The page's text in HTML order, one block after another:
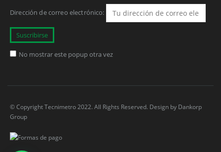
Dirección de correo electrónico:
No mostrar este popup otra vez
© Copyright Tecnimetro 2022. All Rights Reserved. Design by Dankorp
Group